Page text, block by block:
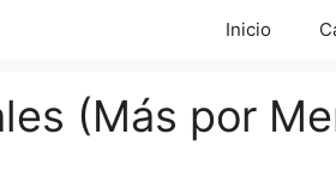
Inicio
(Más por